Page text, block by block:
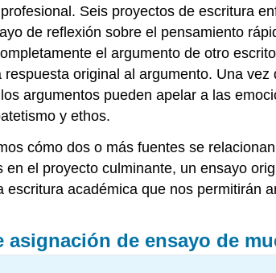
Seis proyectos de escritura
de reflexión sobre el pensamiento
el argumento de otro
original al argumento. Una
argumentos pueden apelar a las
y ethos.
cómo dos o más fuentes se
en el proyecto culminante, un ensayo
escritura académica que nos permitirán
asignación de ensayo de